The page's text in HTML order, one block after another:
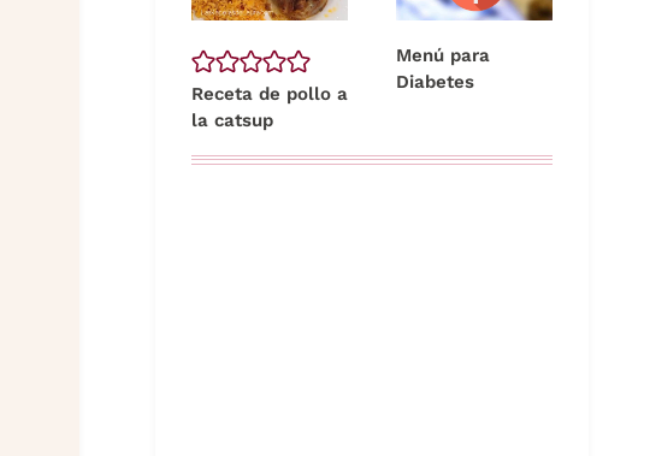
Receta de pollo a
la catsup
Menú para
Diabetes